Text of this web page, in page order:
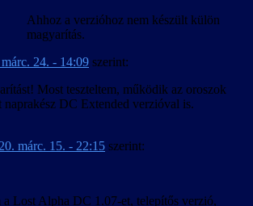
Ahhoz a verzióhoz nem készült külön
magyarítás.
24. - 14:09 szerint:
Most teszteltem, működik az oroszok
naprakész DC Extended verzióval is.
márc. 15. - 22:15 szerint:
a Lost Alpha DC 1.07-et, telepítős verzió,